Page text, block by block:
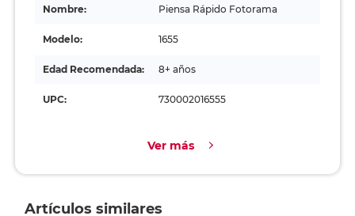
Nombre: Piensa Rápido Fotorama
Modelo: 1655
Edad Recomendada: 8+ años
UPC: 730002016555
Ver más
Artículos similares